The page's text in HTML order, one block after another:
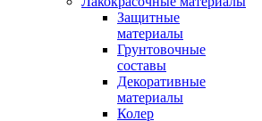
Защитные
материалы
Грунтовочные
составы
Декоративные
материалы
Колер